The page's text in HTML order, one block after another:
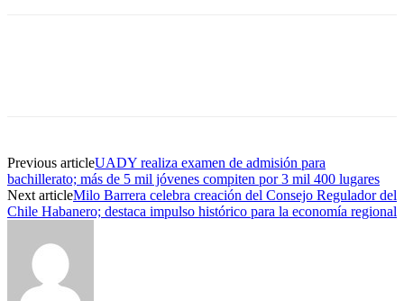
Previous articleUADY realiza examen de admisión para
bachillerato; más de 5 mil jóvenes compiten por 3 mil 400 lugares
Next articleMilo Barrera celebra creación del Consejo Regulador del
Chile Habanero; destaca impulso histórico para la economía regional